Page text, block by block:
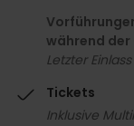
während
Letzter
Tickets
Inklusive